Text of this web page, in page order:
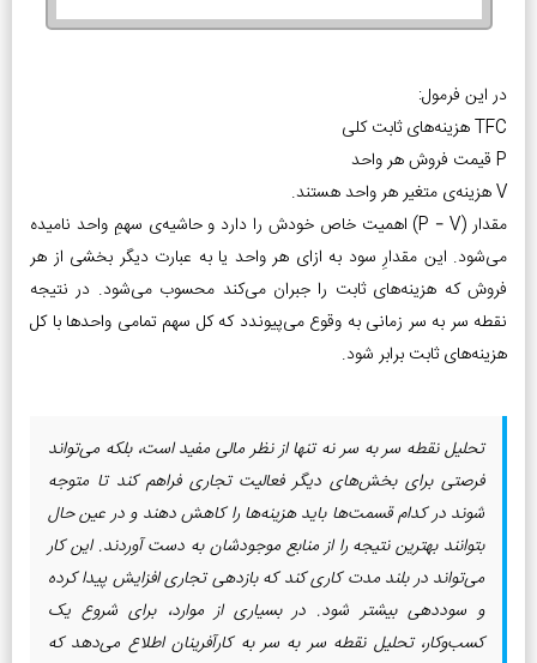
در این فرمول:
TFC هزینه‌های ثابت کلی
P قیمت فروش هر واحد
V هزینه‌ی متغیر هر واحد هستند.
مقدار (P – V) اهمیت خاص خودش را دارد و حاشیه‌ی سهمِ واحد نامیده
می‌شود. این مقدارِ سود به ازای هر واحد یا به عبارت دیگر بخشی از هر
فروش که هزینه‌های ثابت را جبران می‌کند محسوب می‌شود. در نتیجه
نقطه‌ سر به سر زمانی به وقوع می‌پیوندد که کل سهم تمامی واحدها با کل
هزینه‌های ثابت برابر شود.
تحلیل نقطه‌ سر به سر نه تنها از نظر مالی مفید است، بلکه می‌تواند
فرصتی برای بخش‌های دیگر فعالیت تجاری فراهم کند تا متوجه
شوند در کدام قسمت‌ها باید هزینه‌ها را کاهش دهند و در عین حال
بتوانند بهترین نتیجه را از منابع موجودشان به دست آوردند. این کار
می‌تواند در بلند‌ مدت کاری کند که بازدهی تجاری افزایش پیدا کرده
و سوددهی بیشتر شود. در بسیاری از موارد، برای شروع یک
کسب‌وکار، تحلیل نقطه سر به سر به کارآفرینان اطلاع می‌دهد که